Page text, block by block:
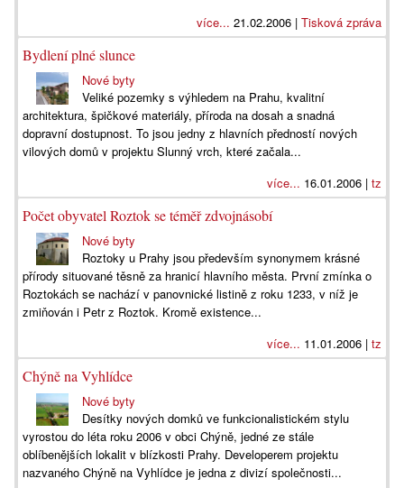
více... 21.02.2006 | Tisková zpráva
Bydlení plné slunce
Nové byty
Veliké pozemky s výhledem na Prahu, kvalitní
architektura, špičkové materiály, příroda na dosah a snadná
dopravní dostupnost. To jsou jedny z hlavních předností nových
vilových domů v projektu Slunný vrch, které začala...
více... 16.01.2006 | tz
Počet obyvatel Roztok se téměř zdvojnásobí
Nové byty
Roztoky u Prahy jsou především synonymem krásné
přírody situované těsně za hranicí hlavního města. První zmínka o
Roztokách se nachází v panovnické listině z roku 1233, v níž je
zmiňován i Petr z Roztok. Kromě existence...
více... 11.01.2006 | tz
Chýně na Vyhlídce
Nové byty
Desítky nových domků ve funkcionalistickém stylu
vyrostou do léta roku 2006 v obci Chýně, jedné ze stále
oblíbenějších lokalit v blízkosti Prahy. Developerem projektu
nazvaného Chýně na Vyhlídce je jedna z divizí společnosti...